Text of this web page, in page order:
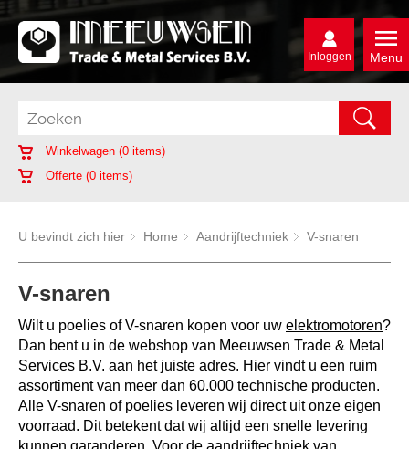
Menu
Inloggen
Winkelwagen (0 items)
Offerte (0 items)
U bevindt zich hier Home Aandrijftechniek V-snaren
V-snaren
Wilt u poelies of V-snaren kopen voor uw elektromotoren?
Dan bent u in de webshop van Meeuwsen Trade & Metal
Services B.V. aan het juiste adres. Hier vindt u een ruim
assortiment van meer dan 60.000 technische producten.
Alle V-snaren of poelies leveren wij direct uit onze eigen
voorraad. Dit betekent dat wij altijd een snelle levering